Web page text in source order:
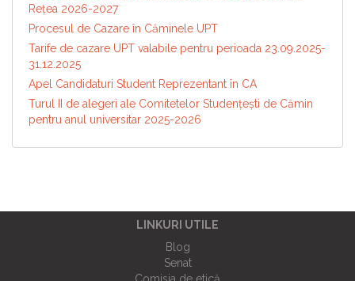
Reţea 2026-2027
Procesul de Cazare în Căminele UPT
Tarife de cazare UPT valabile pentru perioada 23.09.2025-
31.12.2025
Apel Candidaturi Student Reprezentant în CA
Turul II de alegeri ale Comitetelor Studențești de Cămin
pentru anul universitar 2025-2026
LINKURI UTILE
Blog
Senat
Comisia de etică